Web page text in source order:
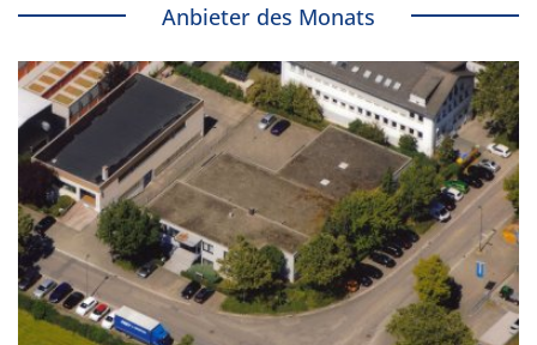
Anbieter des Monats